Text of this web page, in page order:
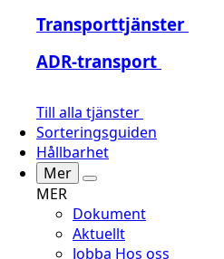
Transporttjänster
ADR-transport
Till alla tjänster
Sorteringsguiden
Hållbarhet
Mer
MER
Dokument
Aktuellt
Jobba Hos oss